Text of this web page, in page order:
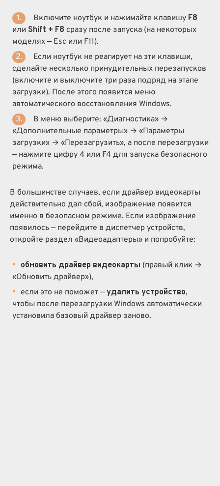
Включите ноутбук и нажимайте клавишу F8
или Shift + F8 сразу после запуска (на некоторых
моделях — Esc или F11).
Если ноутбук не реагирует на эти клавиши,
сделайте несколько принудительных перезапусков
(включите и выключите три раза подряд на этапе
загрузки). После этого появится меню
автоматического восстановления Windows.
В меню выберите: «Диагностика» →
«Дополнительные параметры» → «Параметры
загрузки» → «Перезагрузить», а после перезагрузки
— нажмите цифру 4 или F4 для запуска безопасного
режима.
В большинстве случаев, если драйвер видеокарты
действительно дал сбой, изображение появится
именно в безопасном режиме. Если изображение
появилось — перейдите в диспетчер устройств,
откройте раздел «Видеоадаптеры» и попробуйте:
обновить драйвер видеокарты (правый клик →
«Обновить драйвер»),
если это не поможет —удалить устройство,
чтобы после перезагрузки Windows автоматически
установила базовый драйвер заново.